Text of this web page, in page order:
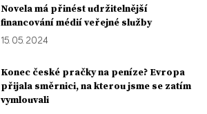
Novela má přinést udržitelnější
financování médií veřejné služby
15. 05. 2024
Konec české pračky na peníze? Evropa
přijala směrnici, na kterou jsme se zatím
vymlouvali